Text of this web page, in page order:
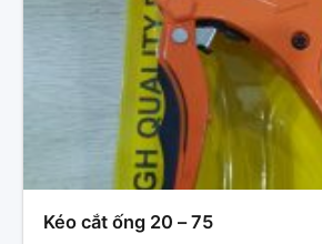
Kéo cắt ống 20 – 75